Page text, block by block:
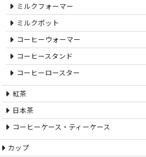
ミルクフォーマー
ミルクポット
コーヒーウォーマー
コーヒースタンド
コーヒーロースター
紅茶
日本茶
コーヒーケース・ティーケース
カップ